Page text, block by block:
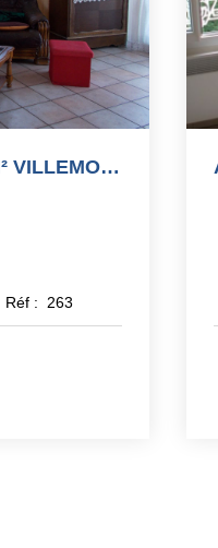
Appartement F 3/4 De 80 M² VILLEMOMBLE ( Epoque)
Réf : 263